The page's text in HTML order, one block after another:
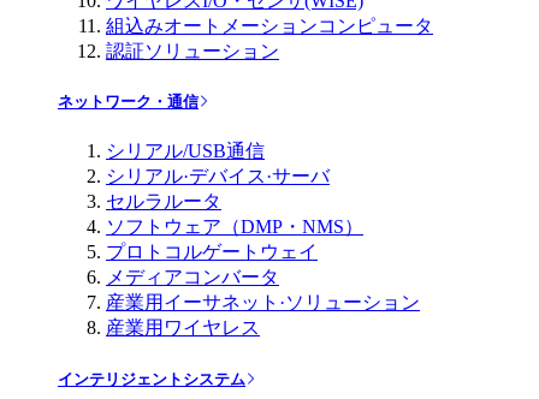
組込みオートメーションコンピュータ
認証ソリューション
ネットワーク・通信
シリアル/USB通信
シリアル·デバイス·サーバ
セルラルータ
ソフトウェア（DMP・NMS）
プロトコルゲートウェイ
メディアコンバータ
産業用イーサネット·ソリューション
産業用ワイヤレス
インテリジェントシステム